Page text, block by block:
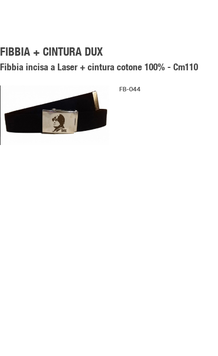
FIBBIA + CINTURA DUX
Fibbia incisa a Laser + cintura cotone 100% - Cm110
FB-044